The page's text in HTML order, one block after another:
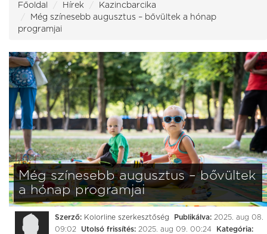
Főoldal Hírek
Kazincbarcika
Még színesebb augusztus – bővültek a hónap
programjai
Még színesebb augusztus – bővültek
a hónap programjai
Szerző: Kolorline szerkesztőség Publikálva: 2025. aug 08.
09:02
Utolsó frissítés: 2025. aug 09. 00:24
Kategória: